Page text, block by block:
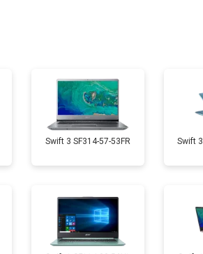
от 1350 ₽
от 1950 ₽
Swift 3 SF314-57-53FR Swift